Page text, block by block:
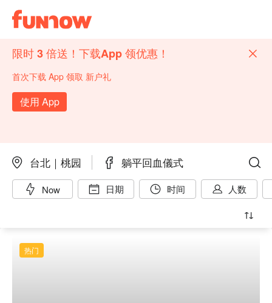
限时 3 倍送！下载App 领优惠！
首次下载 App 领取 新户礼
使用 App
台北｜桃园 躺平回血儀式
Now 日期 时间 人数
热门